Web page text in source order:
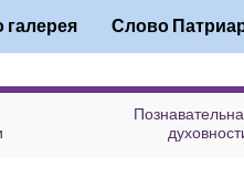
галерея Слово